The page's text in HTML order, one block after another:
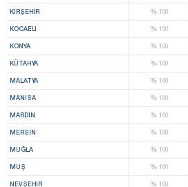
KIRŞEHIR %100
KOCAELI %100
KONYA %100
KÜTAHYA %100
MALATYA %100
MANISA %100
MARDIN %100
MERSIN %100
MUĞLA %100
MUŞ %100
NEVŞEHIR %100